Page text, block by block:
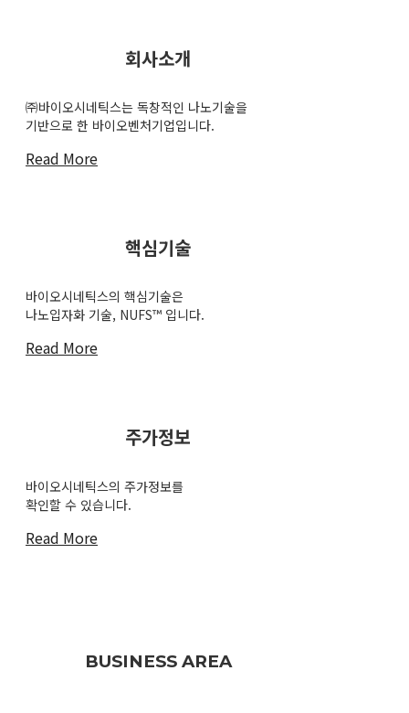
회사소개
㈜바이오시네틱스는 독창적인 나노기술을
기반으로 한 바이오벤처기업입니다.
Read More
핵심기술
바이오시네틱스의 핵심기술은
나노입자화 기술, NUFS™ 입니다.
Read More
주가정보
바이오시네틱스의 주가정보를
확인할 수 있습니다.
Read More
BUSINESS AREA